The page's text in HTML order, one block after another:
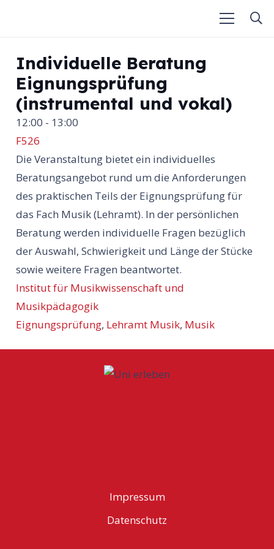
Individuelle Beratung
Eignungsprüfung
(instrumental und vokal)
12:00 - 13:00
F526
Die Veranstaltung bietet ein individuelles
Beratungsangebot rund um die Anforderungen
des praktischen Teils der Eignungsprüfung für
das Fach Musik (Lehramt). In der persönlichen
Beratung werden individuelle Fragen bezüglich
der Auswahl, Schwierigkeit und Länge der Stücke
sowie weitere Fragen beantwortet.
Institut für Musikwissenschaft und
Musikpädagogik
Eignungsprüfung, Lehramt Musik, Musik
Impressum
Datenschutz